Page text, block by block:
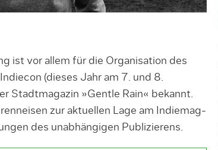
ist vor allem für die Organisation des
(dieses Jahr am 7. und 8.
Stadtmagazin »Gentle Rain« bekannt.
zur aktuellen Lage am Indiemag-
des unabhängigen Publizierens.